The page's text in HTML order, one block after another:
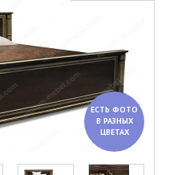
ЕСТЬ ФОТО
В РАЗНЫХ
ЦВЕТАХ